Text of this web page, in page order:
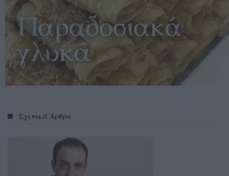
Σχετικά Άρθρα